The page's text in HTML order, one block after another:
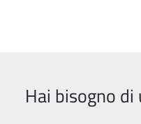
Hai bisogno di